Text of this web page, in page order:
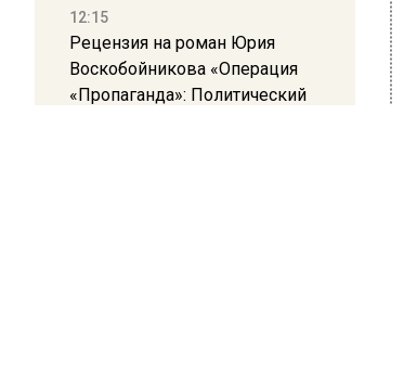
12:15
Рецензия на роман Юрия
Воскобойникова «Операция
«Пропаганда»: Политический